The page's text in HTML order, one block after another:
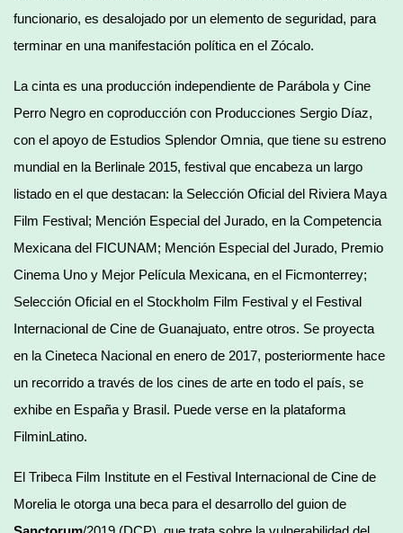
funcionario, es desalojado por un elemento de seguridad, para
terminar en una manifestación política en el Zócalo.
La cinta es una producción independiente de Parábola y Cine
Perro Negro en coproducción con Producciones Sergio Díaz,
con el apoyo de Estudios Splendor Omnia, que tiene su estreno
mundial en la Berlinale 2015, festival que encabeza un largo
listado en el que destacan: la Selección Oficial del Riviera Maya
Film Festival; Mención Especial del Jurado, en la Competencia
Mexicana del FICUNAM; Mención Especial del Jurado, Premio
Cinema Uno y Mejor Película Mexicana, en el Ficmonterrey;
Selección Oficial en el Stockholm Film Festival y el Festival
Internacional de Cine de Guanajuato, entre otros. Se proyecta
en la Cineteca Nacional en enero de 2017, posteriormente hace
un recorrido a través de los cines de arte en todo el país, se
exhibe en España y Brasil. Puede verse en la plataforma
FilminLatino.
El Tribeca Film Institute en el Festival Internacional de Cine de
Morelia le otorga una beca para el desarrollo del guion de